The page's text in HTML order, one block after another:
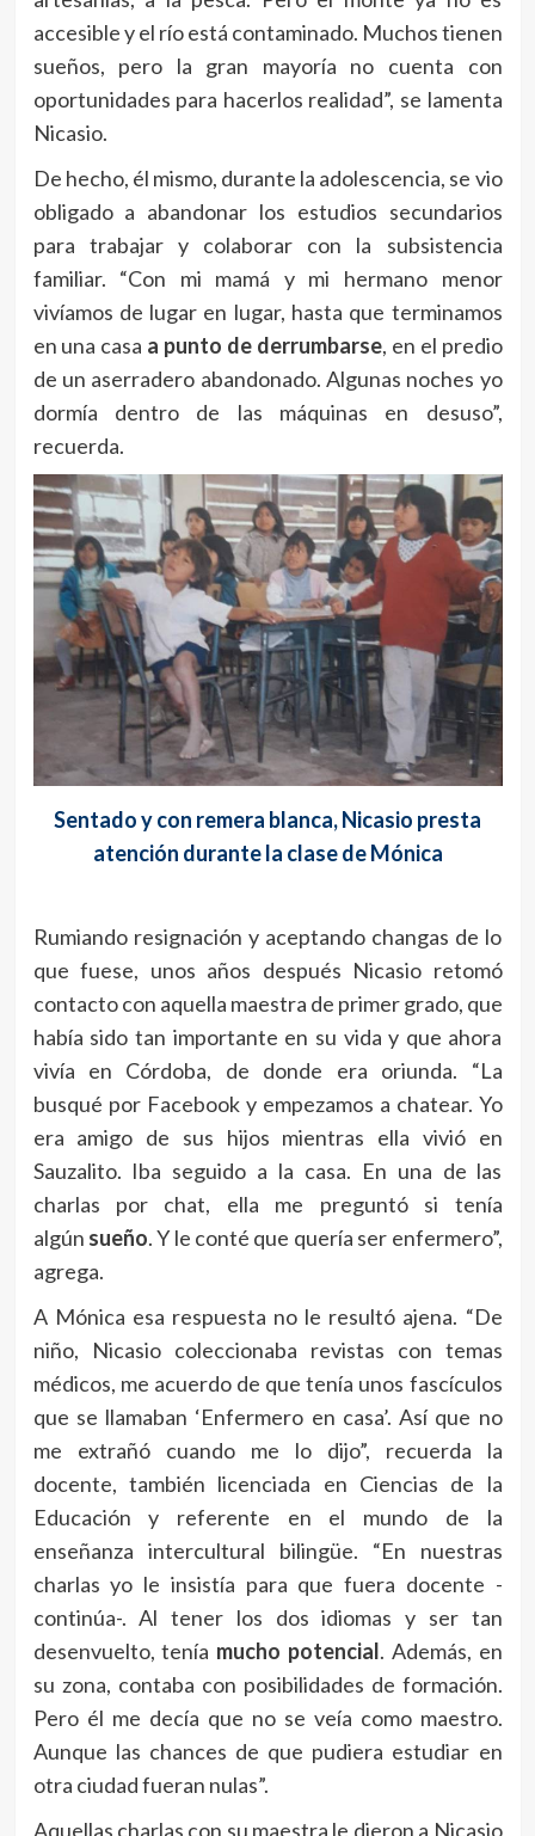
accesible y el río está contaminado. Muchos tienen
sueños, pero la gran mayoría no cuenta con
oportunidades para hacerlos realidad”, se lamenta
Nicasio.
De hecho, él mismo, durante la adolescencia, se vio
obligado a abandonar los estudios secundarios
para trabajar y colaborar con la subsistencia
familiar. “Con mi mamá y mi hermano menor
vivíamos de lugar en lugar, hasta que terminamos
en una casa a punto de derrumbarse, en el predio
de un aserradero abandonado. Algunas noches yo
dormía dentro de las máquinas en desuso”,
recuerda.
Sentado y con remera blanca, Nicasio presta
atención durante la clase de Mónica
Rumiando resignación y aceptando changas de lo
que fuese, unos años después Nicasio retomó
contacto con aquella maestra de primer grado, que
había sido tan importante en su vida y que ahora
vivía en Córdoba, de donde era oriunda. “La
busqué por Facebook y empezamos a chatear. Yo
era amigo de sus hijos mientras ella vivió en
Sauzalito. Iba seguido a la casa. En una de las
charlas por chat, ella me preguntó si tenía
algún sueño. Y le conté que quería ser enfermero”,
agrega.
A Mónica esa respuesta no le resultó ajena. “De
niño, Nicasio coleccionaba revistas con temas
médicos, me acuerdo de que tenía unos fascículos
que se llamaban ‘Enfermero en casa’. Así que no
me extrañó cuando me lo dijo”, recuerda la
docente, también licenciada en Ciencias de la
Educación y referente en el mundo de la
enseñanza intercultural bilingüe. “En nuestras
charlas yo le insistía para que fuera docente -
continúa-. Al tener los dos idiomas y ser tan
desenvuelto, tenía mucho potencial. Además, en
su zona, contaba con posibilidades de formación.
Pero él me decía que no se veía como maestro.
Aunque las chances de que pudiera estudiar en
otra ciudad fueran nulas”.
Aquellas charlas con su maestra le dieron a Nicasio